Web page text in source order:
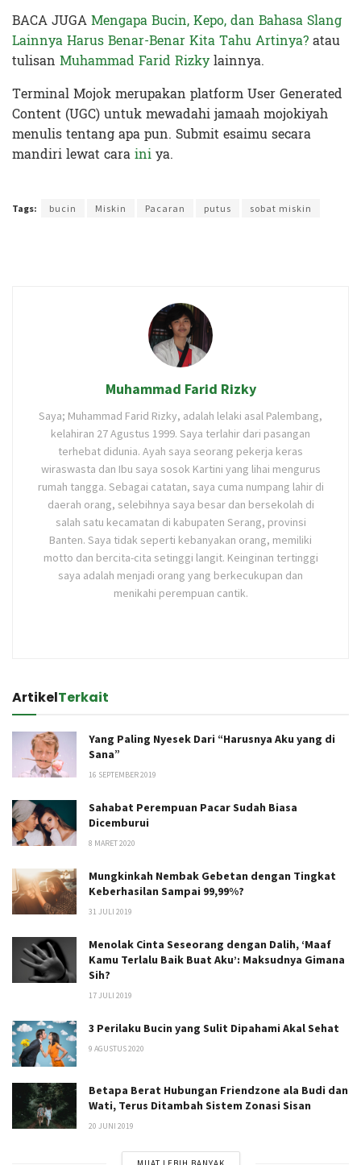
BACA JUGAMengapa Bucin, Kepo, dan Bahasa Slang
Lainnya Harus Benar-Benar Kita Tahu Artinya?atau
tulisan Muhammad Farid Rizkylainnya.
Terminal Mojok merupakan platform User Generated
Content (UGC) untuk mewadahi jamaah mojokiyah
menulis tentang apa pun. Submit esaimu secara
mandiri lewat carainiya.
Tags: bucin Miskin Pacaran putus sobat miskin
Muhammad Farid Rizky
Saya; Muhammad Farid Rizky, adalah lelaki asal Palembang,
kelahiran 27 Agustus 1999. Saya terlahir dari pasangan
terhebat didunia. Ayah saya seorang pekerja keras
wiraswasta dan Ibu saya sosok Kartini yang lihai mengurus
rumah tangga. Sebagai catatan, saya cuma numpang lahir di
daerah orang, selebihnya saya besar dan bersekolah di
salah satu kecamatan di kabupaten Serang, provinsi
Banten. Saya tidak seperti kebanyakan orang, memiliki
motto dan bercita-cita setinggi langit. Keinginan tertinggi
saya adalah menjadi orang yang berkecukupan dan
menikahi perempuan cantik.
ArtikelTerkait
Yang Paling Nyesek Dari “Harusnya Aku yang di
Sana”
16 SEPTEMBER 2019
Sahabat Perempuan Pacar Sudah Biasa
Dicemburui
8 MARET 2020
Mungkinkah Nembak Gebetan dengan Tingkat
Keberhasilan Sampai 99,99%?
31 JULI 2019
Menolak Cinta Seseorang dengan Dalih, ‘Maaf
Kamu Terlalu Baik Buat Aku’: Maksudnya Gimana
Sih?
17 JULI 2019
3 Perilaku Bucin yang Sulit Dipahami Akal Sehat
9 AGUSTUS 2020
Betapa Berat Hubungan Friendzone ala Budi dan
Wati, Terus Ditambah Sistem Zonasi Sisan
20 JUNI 2019